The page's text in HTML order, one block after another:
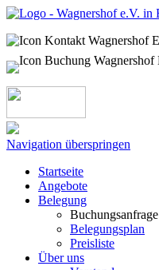
Navigation überspringen
Startseite
Angebote
Belegung
Buchungsanfrage
Belegungsplan
Preisliste
Über uns